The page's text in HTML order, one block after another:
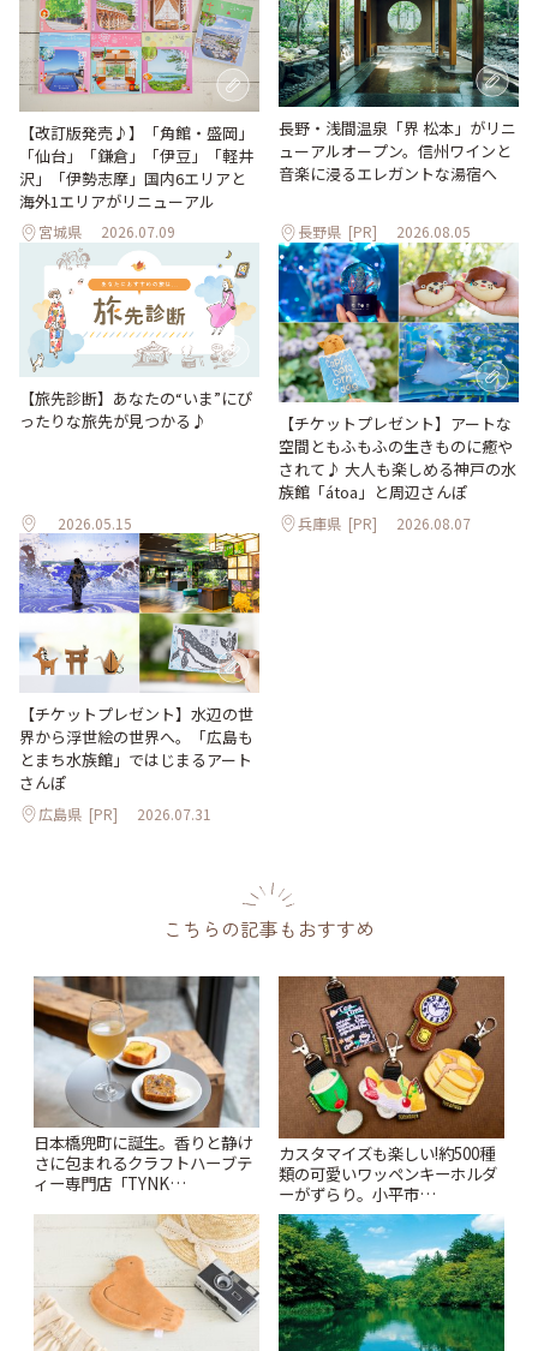
【改訂版発売♪】「角館・盛岡」
「仙台」「鎌倉」「伊豆」「軽井
沢」「伊勢志摩」国内6エリアと
海外1エリアがリニューアル
宮城県 2026.07.09
長野・浅間温泉「界 松本」がリニ
ューアルオープン。信州ワインと
音楽に浸るエレガントな湯宿へ
長野県 [PR] 2026.08.05
【旅先診断】あなたの“いま”にぴ
ったりな旅先が見つかる♪
2026.05.15
【チケットプレゼント】アートな
空間ともふもふの生きものに癒や
されて♪ 大人も楽しめる神戸の水
族館「átoa」と周辺さんぽ
兵庫県 [PR] 2026.08.07
【チケットプレゼント】水辺の世
界から浮世絵の世界へ。「広島も
とまち水族館」ではじまるアート
さんぽ
広島県 [PR] 2026.07.31
こちらの記事もおすすめ
日本橋兜町に誕生。香りと静け
さに包まれるクラフトハーブテ
ィー専門店「TYNK
カスタマイズも楽しい!約500種
類の可愛いワッペンキーホルダ
ーがずらり。小平市
「Kimamaya T&K」 | ことりっ
ぷ